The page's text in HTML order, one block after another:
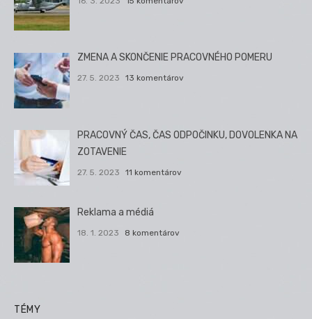
ZMENA A SKONČENIE PRACOVNÉHO POMERU
27. 5. 2023 13 komentárov
PRACOVNÝ ČAS, ČAS ODPOČINKU, DOVOLENKA NA
ZOTAVENIE
27. 5. 2023 11 komentárov
Reklama a médiá
18. 1. 2023 8 komentárov
TÉMY